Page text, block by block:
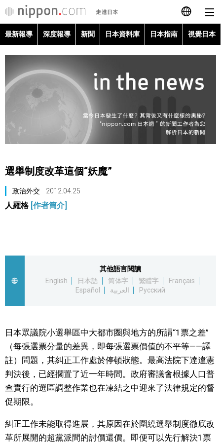
日本語
简体字
Français
Español
最新報導
深度報導
日本資料庫
日本指南
日本入門
政治外交
社會
財經
最新報導 深度報導 新聞 日本資料庫 日本指南 視覺日本
選舉制度改革這個“妖魔”
政治外交 2012.04.25
人羅格 [作者簡介]
其他語言閱讀
English
日本語 简体字 繁體字
Français
Español
العربية Русский
日本眾議院小選舉區中大都市圈與地方的所謂“1票之差”
（每張選票分量的差異，即每張選票價值的不平等——譯
註）問題，其糾正工作處於停頓狀態。最高法院下達違憲
判決後，已經擱置了近一年時間。政府審議會根據人口普
查實行的選區調整作業也在凍結之中迎來了法律規定的督
促期限。
糾正工作未能取得進展，其原因在於圍繞選舉制度徹底改
革所展開的超黨派間的討價還價。即便可以先行解決1票